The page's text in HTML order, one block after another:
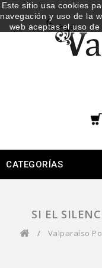
CATEGORÍAS
SI EL
/ Valparaíso
Este sitio usa cookies
navegación y uso de la
web aceptas el uso de